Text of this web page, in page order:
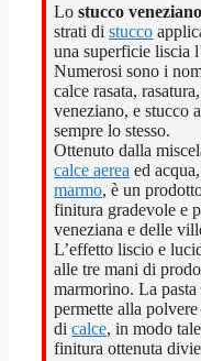
Lo stucco veneziano
strati di stucco
una superficie liscia
Numerosi sono i
calce rasata,
veneziano, e stucco
sempre lo stesso.
Ottenuto dalla
calce aerea ed
marmo, è un
finitura gradevole e
veneziana e delle
L’effetto liscio e
alle tre mani di
marmorino. La pasta
permette alla
di calce, in modo
finitura ottenuta